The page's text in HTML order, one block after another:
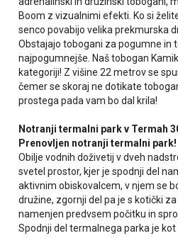
Boom z vizualnimi efekti. Ko si
senco povabijo velika prekmurska
Obstajajo tobogani za pogumne in
najpogumnejše. Naš tobogan
kategoriji! Z višine 22 metrov se
čemer se skoraj ne dotikate
prostega pada vam bo dal krila!
Notranji termalni park v Termah
Prenovljen notranji termalni park!
Obilje vodnih doživetij v dveh
svetel prostor, kjer je spodnji del
aktivnim obiskovalcem, v njem se
družine, zgornji del pa je s kotički
namenjen predvsem počitku in
Spodnji del termalnega parka je